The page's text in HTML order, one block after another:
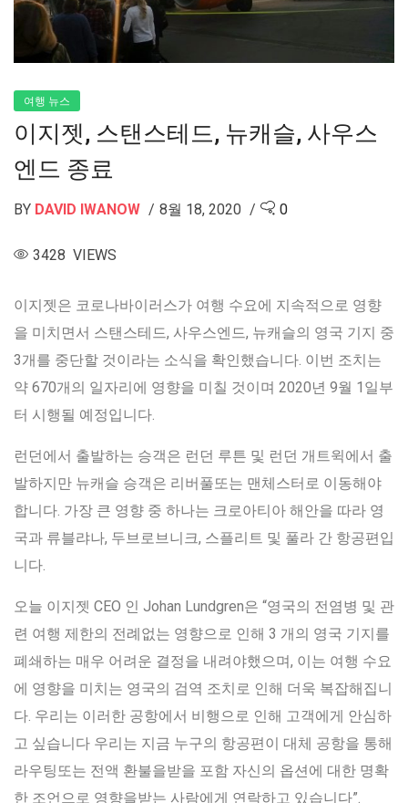
여행 뉴스
이지젯, 스탠스테드, 뉴캐슬, 사우스
엔드 종료
BY DAVID IWANOW 8월 18, 2020 0
3428 VIEWS
이지젯은 코로나바이러스가 여행 수요에 지속적으로 영향
을 미치면서 스탠스테드, 사우스엔드, 뉴캐슬의 영국 기지 중
3개를 중단할 것이라는 소식을 확인했습니다. 이번 조치는
약 670개의 일자리에 영향을 미칠 것이며 2020년 9월 1일부
터 시행될 예정입니다.
런던에서 출발하는 승객은 런던 루튼 및 런던 개트윅에서 출
발하지만 뉴캐슬 승객은 리버풀또는 맨체스터로 이동해야
합니다. 가장 큰 영향 중 하나는 크로아티아 해안을 따라 영
국과 류블랴나, 두브로브니크, 스플리트 및 풀라 간 항공편입
니다.
오늘 이지젯 CEO 인 Johan Lundgren은 “영국의 전염병 및 관
련 여행 제한의 전례없는 영향으로 인해 3 개의 영국 기지를
폐쇄하는 매우 어려운 결정을 내려야했으며, 이는 여행 수요
에 영향을 미치는 영국의 검역 조치로 인해 더욱 복잡해집니
다. 우리는 이러한 공항에서 비행으로 인해 고객에게 안심하
고 싶습니다 우리는 지금 누구의 항공편이 대체 공항을 통해
라우팅또는 전액 환불을받을 포함 자신의 옵션에 대한 명확
한 조언으로 영향을받는 사람에게 연락하고 있습니다”.